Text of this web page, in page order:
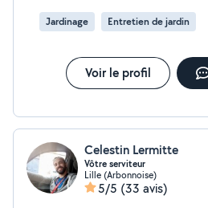
Jardinage Entretien de jardin
Voir le profil
Celestin Lermitte
Vôtre serviteur
Lille (Arbonnoise)
5/5 (33 avis)